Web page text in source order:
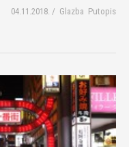
04.11.2018. / Glazba Putopis